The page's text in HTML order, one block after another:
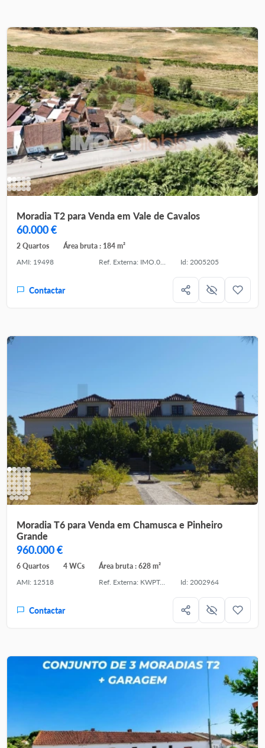
Moradia T2 para Venda em Vale de Cavalos
60.000 €
2 Quartos
Área bruta : 184 m²
AMI: 19498
Ref. Externa: IMO.010.119 Id: 2005205
Contactar
Moradia T6 para Venda em Chamusca e Pinheiro
Grande
960.000 €
6 Quartos 4 WCs
Área bruta : 628 m²
AMI: 12518
Ref. Externa: KWPT-035464 Id: 2002964
Contactar